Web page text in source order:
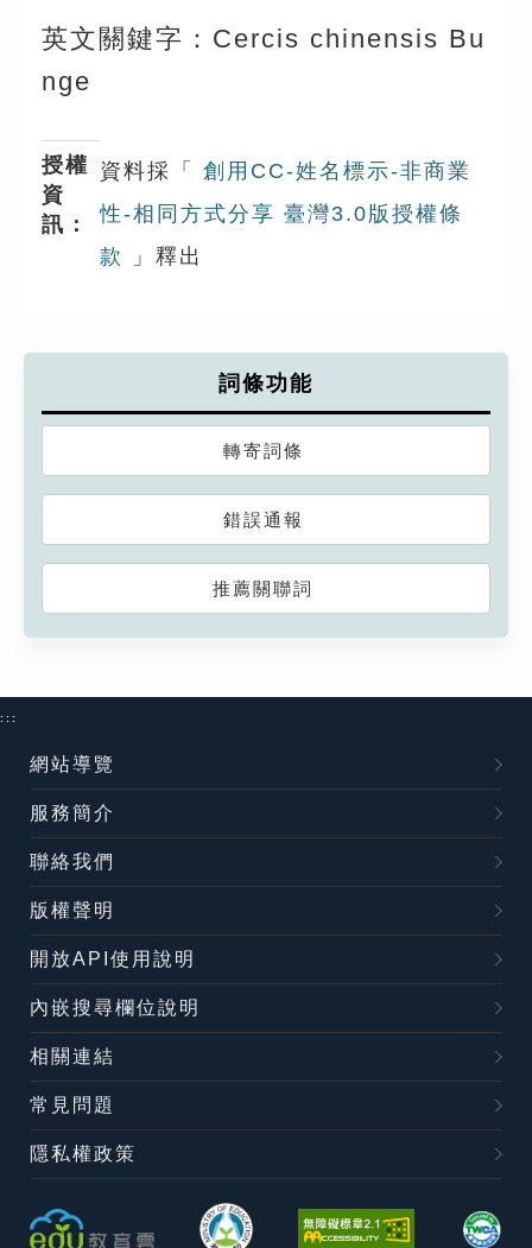
英文關鍵字：Cercis chinensis Bu
nge
授權
資
訊：
資料採「
創用CC-姓名標示-非商業
性-相同方式分享 臺灣3.0版授權條
款
」釋出
詞條功能
轉寄詞條
錯誤通報
推薦關聯詞
:::
網站導覽
服務簡介
聯絡我們
版權聲明
開放API使用說明
內嵌搜尋欄位說明
相關連結
常見問題
隱私權政策